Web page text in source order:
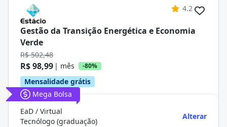
4.2
Gestão da Transição Energética e Economia
Verde
R$ 502,48
R$ 98,99 | mês -80%
Mensalidade grátis
Mega Bolsa
EaD / Virtual
Tecnólogo (graduação)
Alterar